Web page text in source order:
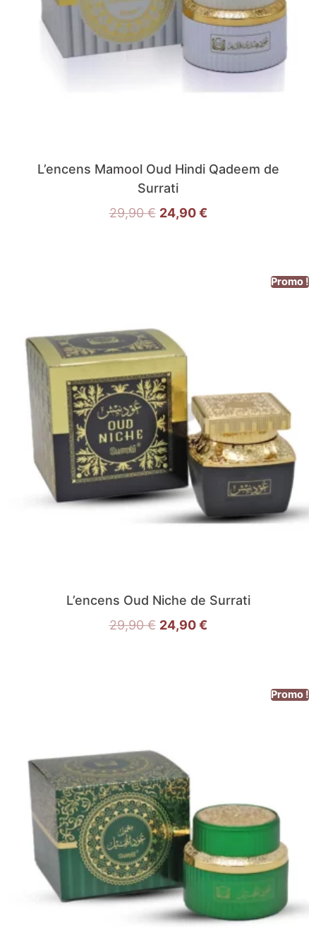
L’encens Mamool Oud Hindi Qadeem de
Surrati
29,90€ 24,90€
Promo !
L’encens Oud Niche de Surrati
29,90€ 24,90€
Promo !